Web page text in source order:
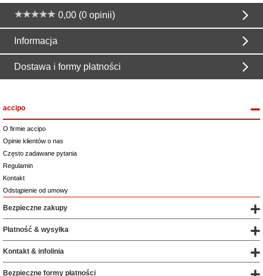
0,00 (0 opinii)
Informacja
Dostawa i formy płatności
accipo
O firmie accipo
Opinie klientów o nas
Często zadawane pytania
Regulamin
Kontakt
Odstąpienie od umowy
Bezpieczne zakupy
Płatność & wysyłka
Kontakt & infolinia
Bezpieczne formy płatności